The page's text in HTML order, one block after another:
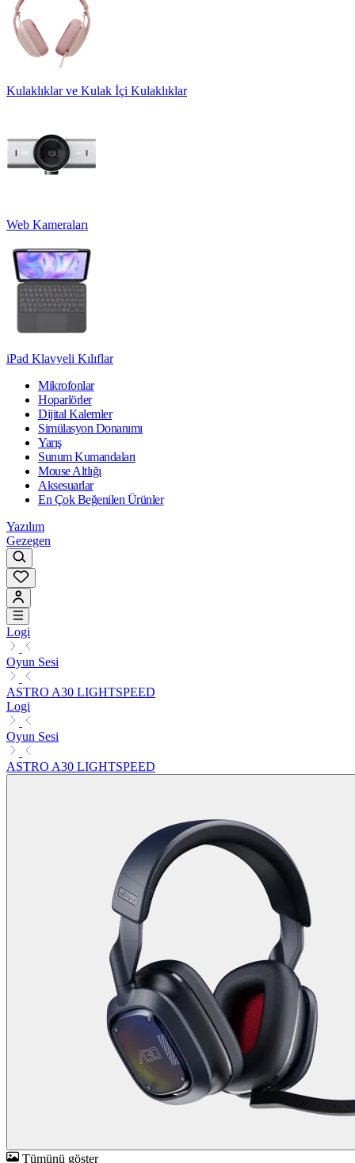
Kulaklıklar ve Kulak İçi Kulaklıklar
Web Kameraları
iPad Klavyeli Kılıflar
Mikrofonlar
Hoparlörler
Dijital Kalemler
Simülasyon Donanımı
Yarış
Sunum Kumandaları
Mouse Altlığı
Aksesuarlar
En Çok Beğenilen Ürünler
Yazılım
Gezegen
Logi
Oyun Sesi
ASTRO A30 LIGHTSPEED
Logi
Oyun Sesi
ASTRO A30 LIGHTSPEED
Tümünü göster